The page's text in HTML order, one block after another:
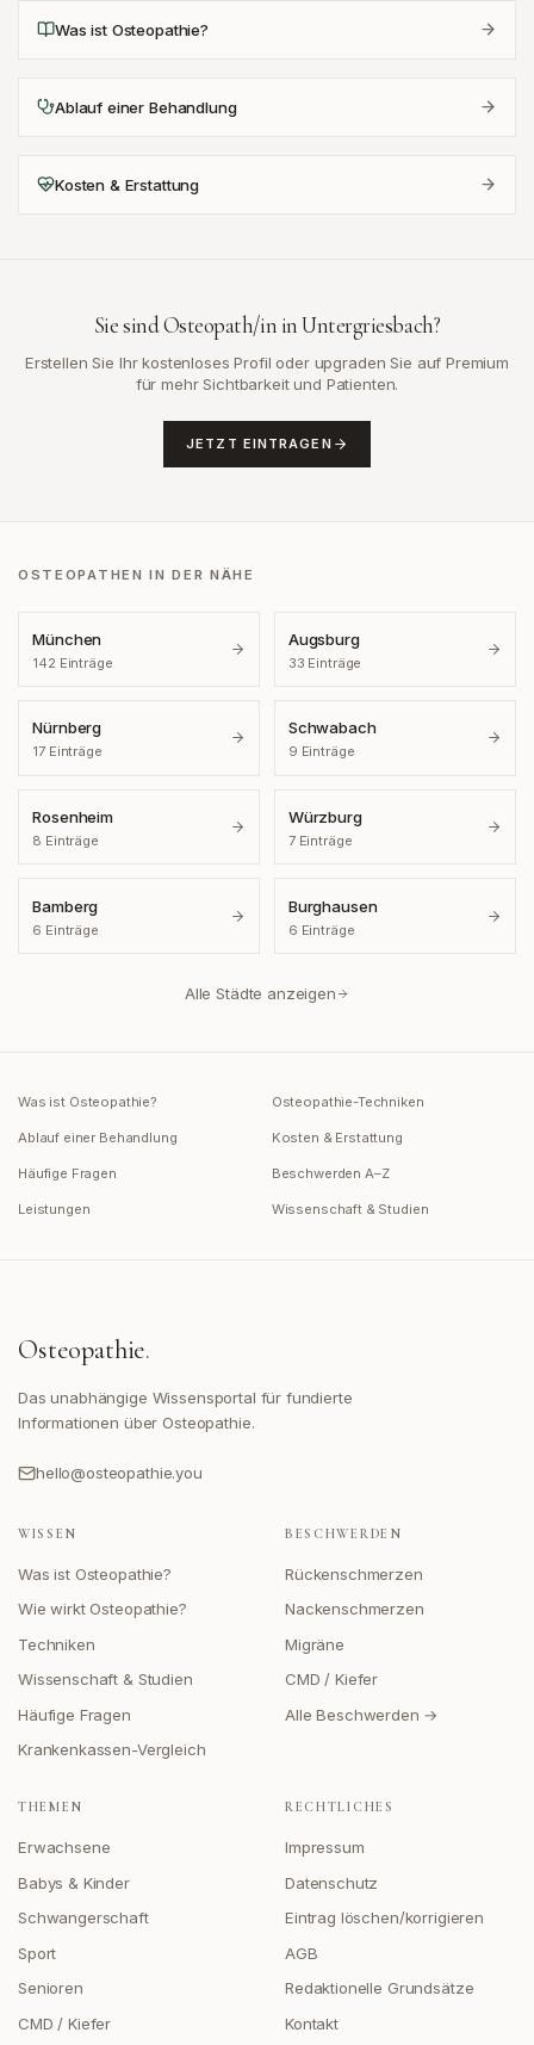
Was ist Osteopathie?
Ablauf einer Behandlung
Kosten & Erstattung
Sie sind Osteopath/in inUntergriesbach?
Erstellen Sie Ihr kostenloses Profil oder upgraden Sie auf Premium
für mehr Sichtbarkeit und Patienten.
JETZT EINTRAGEN
OSTEOPATHEN IN DER NÄHE
München
142 Einträge
Augsburg
33 Einträge
Nürnberg
17Einträge
Schwabach
9 Einträge
Rosenheim
8 Einträge
Würzburg
7Einträge
Bamberg
6 Einträge
Burghausen
6 Einträge
Alle Städte anzeigen
Was ist Osteopathie? Osteopathie-Techniken
Ablauf einer Behandlung Kosten & Erstattung
Häufige Fragen Beschwerden A–Z
Leistungen Wissenschaft & Studien
Osteopathie.
Das unabhängige Wissensportal für fundierte
Informationen über Osteopathie.
hello@osteopathie.you
WISSEN
Was ist Osteopathie?
Wie wirkt Osteopathie?
Techniken
Wissenschaft & Studien
Häufige Fragen
Krankenkassen-Vergleich
BESCHWERDEN
Rückenschmerzen
Nackenschmerzen
Migräne
CMD / Kiefer
Alle Beschwerden →
THEMEN
Erwachsene
Babys & Kinder
Schwangerschaft
Sport
Senioren
CMD / Kiefer
RECHTLICHES
Impressum
Datenschutz
Eintrag löschen/korrigieren
AGB
Redaktionelle Grundsätze
Kontakt